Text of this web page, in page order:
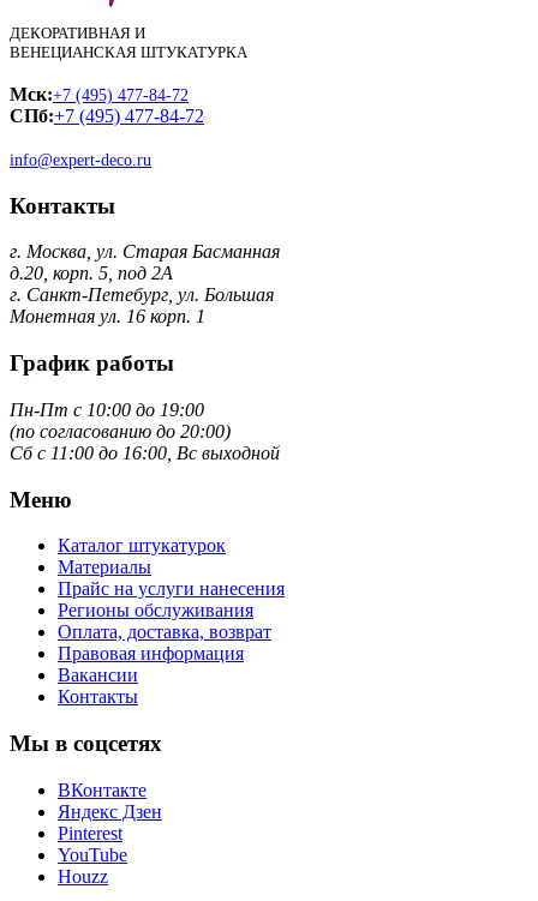
ДЕКОРАТИВНАЯ И
ВЕНЕЦИАНСКАЯ ШТУКАТУРКА
Мск:+7 (495) 477-84-72
СПб:+7 (495) 477-84-72
info@expert-deco.ru
Контакты
г. Москва, ул. Старая Басманная
д.20, корп. 5, под 2А
г. Санкт-Петебург, ул. Большая
Монетная ул. 16 корп. 1
График работы
Пн-Пт с 10:00 до 19:00
(по согласованию до 20:00)
Сб с 11:00 до 16:00, Вс выходной
Меню
Каталог штукатурок
Материалы
Прайс на услуги нанесения
Регионы обслуживания
Оплата, доставка, возврат
Правовая информация
Вакансии
Контакты
Мы в соцсетях
ВКонтакте
Яндекс Дзен
Pinterest
YouTube
Houzz